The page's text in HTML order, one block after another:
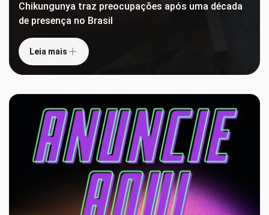
Chikungunya traz preocupações após uma década
de presença no Brasil
Leia mais